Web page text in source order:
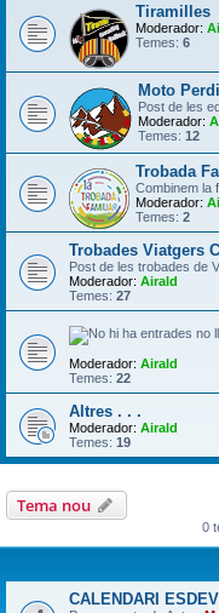
Tiramilles
Moderador:
Temes: 6
Moto
Post de les
Moderador:
Temes: 12
Trobada
Combinem la
Moderador:
Temes: 2
Trobades Viatgers
Post de les trobades de
Moderador: Airald
Temes: 27
Moderador: Airald
Temes: 22
Altres . . .
Moderador: Airald
Temes: 19
Tema nou
0
CALENDARI